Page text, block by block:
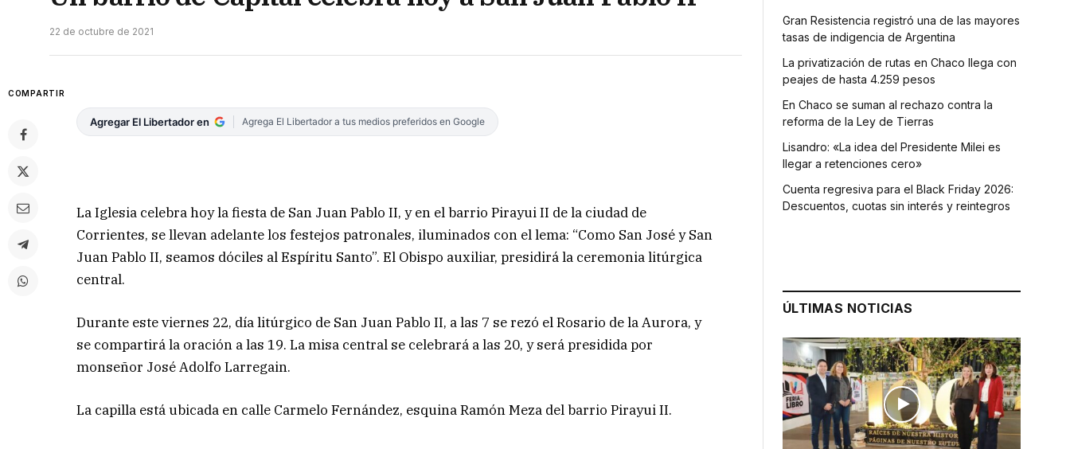
22 de octubre de 2021
COMPARTIR
Agregar El Libertador en Agrega El Libertador a tus medios preferidos en Google
La Iglesia celebra hoy la fiesta de San Juan Pablo II, y en el barrio Pirayui II de la ciudad de
Corrientes, se llevan adelante los festejos patronales, iluminados con el lema: “Como San José y San
Juan Pablo II, seamos dóciles al Espíritu Santo”. El Obispo auxiliar, presidirá la ceremonia litúrgica
central.
Durante este viernes 22, día litúrgico de San Juan Pablo II, a las 7 se rezó el Rosario de la Aurora, y
se compartirá la oración a las 19. La misa central se celebrará a las 20, y será presidida por
monseñor José Adolfo Larregain.
La capilla está ubicada en calle Carmelo Fernández, esquina Ramón Meza del barrio Pirayui II.
Gran Resistencia registró una de las mayores
tasas de indigencia de Argentina
La privatización de rutas en Chaco llega con
peajes de hasta 4.259 pesos
En Chaco se suman al rechazo contra la
reforma de la Ley de Tierras
Lisandro: «La idea del Presidente Milei es
llegar a retenciones cero»
Cuenta regresiva para el Black Friday 2026:
Descuentos, cuotas sin interés y reintegros
ÚLTIMAS NOTICIAS